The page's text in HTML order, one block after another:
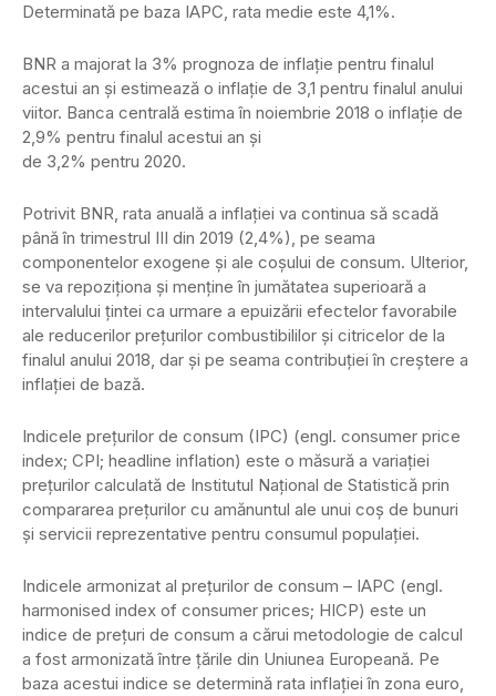
Determinată pe baza IAPC, rata medie este 4,1%.
BNR a majorat la 3% prognoza de inflaţie pentru finalul
acestui an şi estimează o inflaţie de 3,1 pentru finalul anului
viitor. Banca centrală estima în noiembrie 2018 o inflaţie de
2,9% pentru finalul acestui an şi
de 3,2% pentru 2020.
Potrivit BNR, rata anuală a inflaţiei va continua să scadă
până în trimestrul III din 2019 (2,4%), pe seama
componentelor exogene şi ale coşului de consum. Ulterior,
se va repoziţiona şi menţine în jumătatea superioară a
intervalului ţintei ca urmare a epuizării efectelor favorabile
ale reducerilor preţurilor combustibililor şi citricelor de la
finalul anului 2018, dar şi pe seama contribuţiei în creştere a
inflaţiei de bază.
Indicele preţurilor de consum (IPC) (engl. consumer price
index; CPI; headline inflation) este o măsură a variaţiei
preţurilor calculată de Institutul Naţional de Statistică prin
compararea preţurilor cu amănuntul ale unui coş de bunuri
şi servicii reprezentative pentru consumul populaţiei.
Indicele armonizat al preţurilor de consum – IAPC (engl.
harmonised index of consumer prices; HICP) este un
indice de preţuri de consum a cărui metodologie de calcul
a fost armonizată între ţările din Uniunea Europeană. Pe
baza acestui indice se determină rata inflaţiei în zona euro,